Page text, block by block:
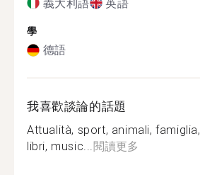
義大利語 英語
學
德語
我喜歡談論的話題
Attualità, sport, animali,
libri, music...閱讀更多